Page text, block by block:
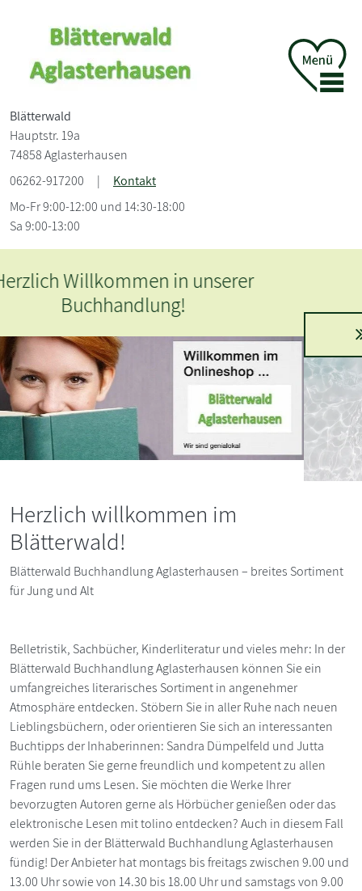
Blätterwald
Hauptstr. 19a
74858 Aglasterhausen
06262-917200
|
Kontakt
Mo-Fr 9:00-12:00 und 14:30-18:00
Sa 9:00-13:00
Bücher über Inseln
Zu den schönsten Inseln lesen
Herzlich willkommen im
Blätterwald!
Blätterwald Buchhandlung Aglasterhausen – breites Sortiment
für Jung und Alt
Belletristik, Sachbücher, Kinderliteratur und vieles mehr: In der
Blätterwald Buchhandlung Aglasterhausen können Sie ein
umfangreiches literarisches Sortiment in angenehmer
Atmosphäre entdecken. Stöbern Sie in aller Ruhe nach neuen
Lieblingsbüchern, oder orientieren Sie sich an interessanten
Buchtipps der Inhaberinnen: Sandra Dümpelfeld und Jutta
Rühle beraten Sie gerne freundlich und kompetent zu allen
Fragen rund ums Lesen. Sie möchten die Werke Ihrer
bevorzugten Autoren gerne als Hörbücher genießen oder das
elektronische Lesen mit tolino entdecken? Auch in diesem Fall
werden Sie in der Blätterwald Buchhandlung Aglasterhausen
fündig! Der Anbieter hat montags bis freitags zwischen 9.00 und
13.00 Uhr sowie von 14.30 bis 18.00 Uhr und samstags von 9.00